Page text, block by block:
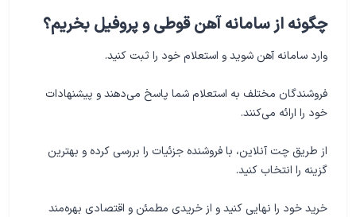
چگونه از سامانه آهن قوطی و پروفیل بخریم؟
وارد سامانه آهن شوید و استعلام خود را ثبت کنید.
فروشندگان مختلف به استعلام شما پاسخ می‌دهند و پیشنهادات
خود را ارائه می‌کنند.
از طریق چت آنلاین، با فروشنده جزئیات را بررسی کرده و بهترین
گزینه را انتخاب کنید.
خرید خود را نهایی کنید و از خریدی مطمئن و اقتصادی بهره‌مند